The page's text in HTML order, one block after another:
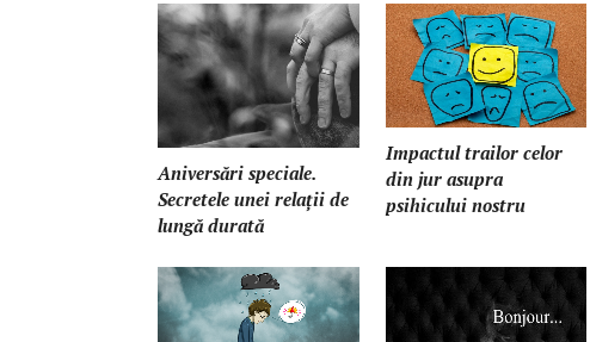
Aniversări speciale.
Secretele unei relații de
lungă durată
Impactul trailor celor
din jur asupra
psihicului nostru